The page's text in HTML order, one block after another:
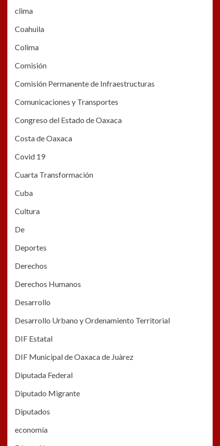
clima
Coahuila
Colima
Comisión
Comisión Permanente de Infraestructuras
Comunicaciones y Transportes
Congreso del Estado de Oaxaca
Costa de Oaxaca
Covid 19
Cuarta Transformación
Cuba
Cultura
De
Deportes
Derechos
Derechos Humanos
Desarrollo
Desarrollo Urbano y Ordenamiento Territorial
DIF Estatal
DIF Municipal de Oaxaca de Juàrez
Diputada Federal
Diputado Migrante
Diputados
economía